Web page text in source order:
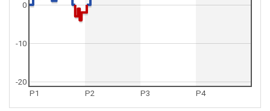
P1 P2 P3 P4
0
-20
-10